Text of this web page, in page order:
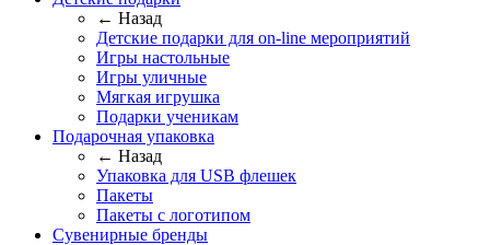
← Назад
Детские подарки для on-line мероприятий
Игры настольные
Игры уличные
Мягкая игрушка
Подарки ученикам
Подарочная упаковка
← Назад
Упаковка для USB флешек
Пакеты
Пакеты с логотипом
Сувенирные бренды